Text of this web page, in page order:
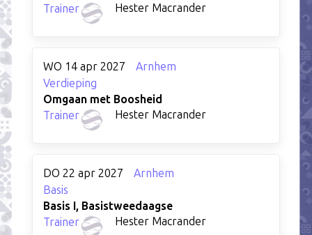
Trainer
Hester Macrander
WO 14 apr 2027
Arnhem
Verdieping
Omgaan met Boosheid
Trainer
Hester Macrander
DO 22 apr 2027
Arnhem
Basis
Basis I, Basistweedaagse
Trainer
Hester Macrander